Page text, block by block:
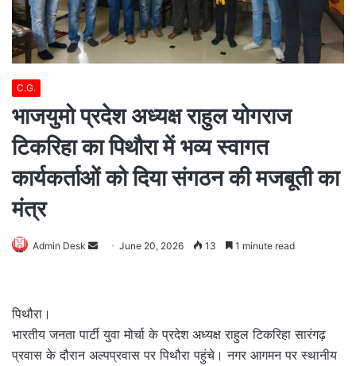
C.G.
भाजयुमो प्रदेश अध्यक्ष राहुल योगराज
टिकरिहा का पिथौरा में भव्य स्वागत
कार्यकर्ताओं को दिया संगठन की मजबूती का
मंत्र
Admin Desk
Send June 20, 2026 13 1 minute read
पिथौरा।
भारतीय जनता पार्टी युवा मोर्चा के प्रदेश अध्यक्ष राहुल टिकरिहा सारंगढ़
प्रवास के दौरान अल्पप्रवास पर पिथौरा पहुंचे। नगर आगमन पर स्थानीय